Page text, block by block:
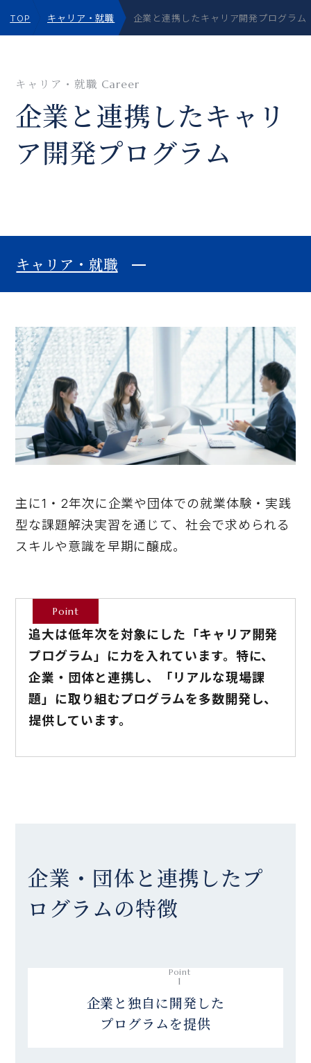
TOP キャリア・就職 企業と連携したキャリア開発プログラム
キャリア・就職 Career
企業と連携したキャリ
ア開発プログラム
キャリア・就職
主に1・2年次に企業や団体での就業体験・実践
型な課題解決実習を通じて、社会で求められる
スキルや意識を早期に醸成。
Point
追大は低年次を対象にした「キャリア開発
プログラム」に力を入れています。特に、
企業・団体と連携し、「リアルな現場課
題」に取り組むプログラムを多数開発し、
提供しています。
企業・団体と連携したプ
ログラムの特徴
Point
1
企業と独自に開発した
プログラムを提供